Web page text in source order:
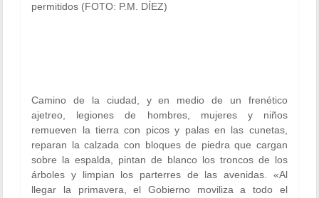
permitidos (FOTO: P.M. DÍEZ)
Camino de la ciudad, y en medio de un frenético
ajetreo, legiones de hombres, mujeres y niños
remueven la tierra con picos y palas en las cunetas,
reparan la calzada con bloques de piedra que cargan
sobre la espalda, pintan de blanco los troncos de los
árboles y limpian los parterres de las avenidas. «Al
llegar la primavera, el Gobierno moviliza a todo el